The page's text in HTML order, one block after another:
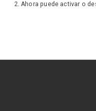
Ahora puede activar o